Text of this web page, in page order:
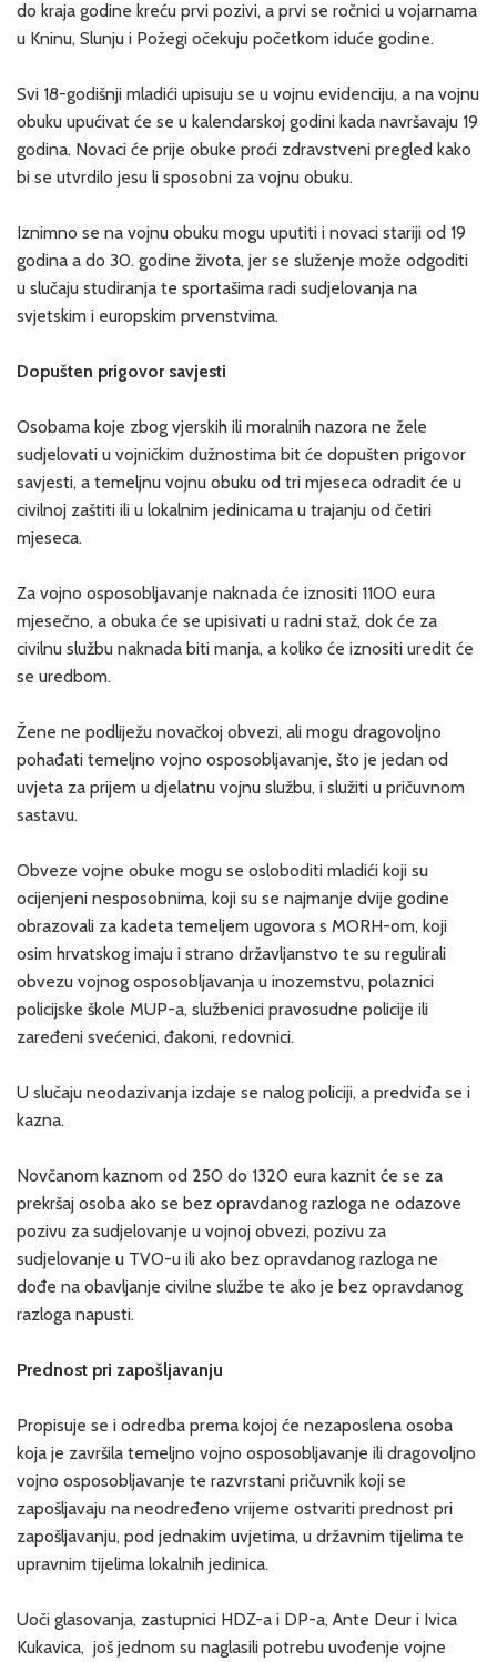
do kraja godine kreću prvi pozivi, a prvi se ročnici u vojarnama
u Kninu, Slunju i Požegi očekuju početkom iduće godine.
Svi 18-godišnji mladići upisuju se u vojnu evidenciju, a na vojnu
obuku upućivat će se u kalendarskoj godini kada navršavaju 19
godina. Novaci će prije obuke proći zdravstveni pregled kako
bi se utvrdilo jesu li sposobni za vojnu obuku.
Iznimno se na vojnu obuku mogu uputiti i novaci stariji od 19
godina a do 30. godine života, jer se služenje može odgoditi
u slučaju studiranja te sportašima radi sudjelovanja na
svjetskim i europskim prvenstvima.
Dopušten prigovor savjesti
Osobama koje zbog vjerskih ili moralnih nazora ne žele
sudjelovati u vojničkim dužnostima bit će dopušten prigovor
savjesti, a temeljnu vojnu obuku od tri mjeseca odradit će u
civilnoj zaštiti ili u lokalnim jedinicama u trajanju od četiri
mjeseca.
Za vojno osposobljavanje naknada će iznositi 1100 eura
mjesečno, a obuka će se upisivati u radni staž, dok će za
civilnu službu naknada biti manja, a koliko će iznositi uredit će
se uredbom.
Žene ne podliježu novačkoj obvezi, ali mogu dragovoljno
pohađati temeljno vojno osposobljavanje, što je jedan od
uvjeta za prijem u djelatnu vojnu službu, i služiti u pričuvnom
sastavu.
Obveze vojne obuke mogu se osloboditi mladići koji su
ocijenjeni nesposobnima, koji su se najmanje dvije godine
obrazovali za kadeta temeljem ugovora s MORH-om, koji
osim hrvatskog imaju i strano državljanstvo te su regulirali
obvezu vojnog osposobljavanja u inozemstvu, polaznici
policijske škole MUP-a, službenici pravosudne policije ili
zaređeni svećenici, đakoni, redovnici.
U slučaju neodazivanja izdaje se nalog policiji, a predviđa se i
kazna.
Novčanom kaznom od 250 do 1320 eura kaznit će se za
prekršaj osoba ako se bez opravdanog razloga ne odazove
pozivu za sudjelovanje u vojnoj obvezi, pozivu za
sudjelovanje u TVO-u ili ako bez opravdanog razloga ne
dođe na obavljanje civilne službe te ako je bez opravdanog
razloga napusti.
Prednost pri zapošljavanju
Propisuje se i odredba prema kojoj će nezaposlena osoba
koja je završila temeljno vojno osposobljavanje ili dragovoljno
vojno osposobljavanje te razvrstani pričuvnik koji se
zapošljavaju na neodređeno vrijeme ostvariti prednost pri
zapošljavanju, pod jednakim uvjetima, u državnim tijelima te
upravnim tijelima lokalnih jedinica.
Uoči glasovanja, zastupnici HDZ-a i DP-a, Ante Deur i Ivica
Kukavica, još jednom su naglasili potrebu uvođenje vojne